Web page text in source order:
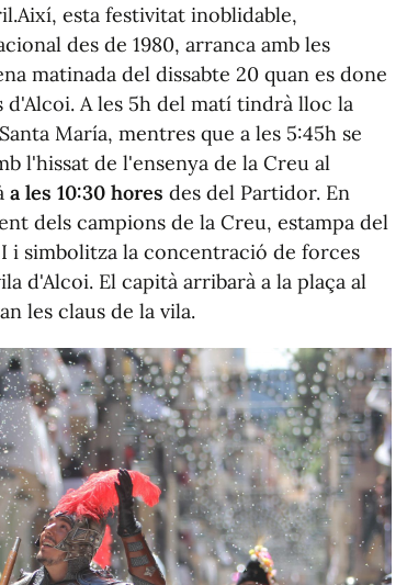
esta festivitat inoblidable,
des de 1980, arranca amb les
matinada del dissabte 20 quan es done
A les 5h del matí tindrà lloc la
María, mentres que a les 5:45h se
l'hissat de l'ensenya de la Creu al
a les 10:30 hores des del Partidor. En
dels campions de la Creu, estampa del
i simbolitza la concentració de forces
d'Alcoi. El capità arribarà a la plaça al
les claus de la vila.